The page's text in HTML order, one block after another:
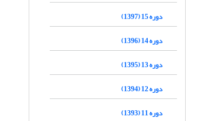
دوره 15 (1397)
دوره 14 (1396)
دوره 13 (1395)
دوره 12 (1394)
دوره 11 (1393)